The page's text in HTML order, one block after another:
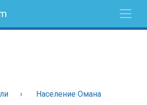
Население Омана